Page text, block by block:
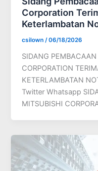
Corporation
Keterlambatan
csilown /06/18/2026
SIDANG
CORPORATION
KETERLAMBATAN
Twitter Whatsapp
MITSUBISHI